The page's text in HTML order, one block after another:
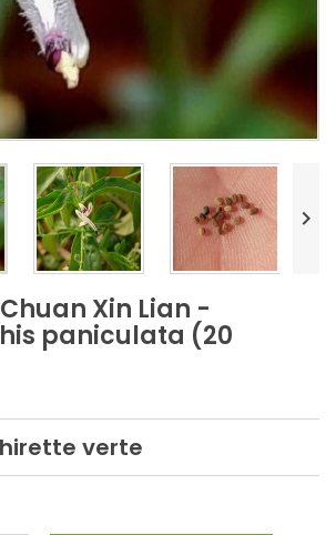

Xin Lian -
paniculata (20
verte